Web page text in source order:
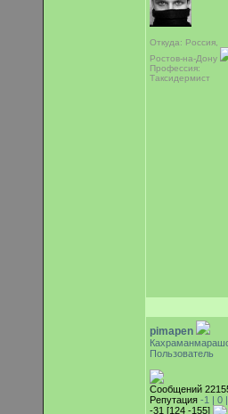
Откуда: Россия,
Ростов-на-Дону
Профессия:
Таксидермист
pimapen
Пользователь
Сообщений
Репутация -1 | 0
-31 [124 -155]